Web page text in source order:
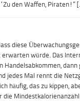
den Waffen, Piraten!”
diese
würde. Das
Handelsabkommen, dann
jedes Mal rennt die
häufig, das zu kippen,
die